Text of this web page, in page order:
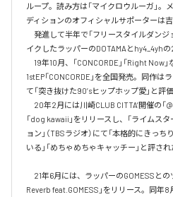
ループ。読み方は「マイクロウルーガ」
ディションのオフィシャルサポーターは
発進して半年で「フリースタイルダンジ
イクしたラッパーのDOTAMAとhy4_4yh
19年10月、「CONCORDE」「Right Now
1stEP「CONCORDE」を全国発売。同作
て「突き抜けた90’sヒップホップ愛」と評
20年2月には川崎CLUB CITTA’開催の「
「dog kawaii」をリリースし、「ライムス
ョン」（TBSラジオ）にて「本格的にきっ
いる」「めちゃめちゃキャッチー」と評され
21年6月には、ラッパーのGOMESSとの
Reverb feat.GOMESS」をリリース。同年